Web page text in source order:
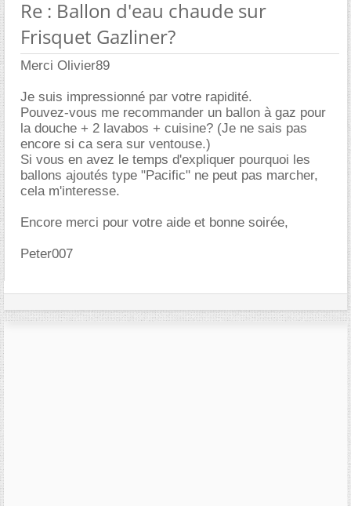
Re : Ballon d'eau chaude sur
Frisquet Gazliner?
Merci Olivier89
Je suis impressionné par votre rapidité.
Pouvez-vous me recommander un ballon à gaz pour
la douche + 2 lavabos + cuisine? (Je ne sais pas
encore si ca sera sur ventouse.)
Si vous en avez le temps d'expliquer pourquoi les
ballons ajoutés type "Pacific" ne peut pas marcher,
cela m'interesse.
Encore merci pour votre aide et bonne soirée,
Peter007